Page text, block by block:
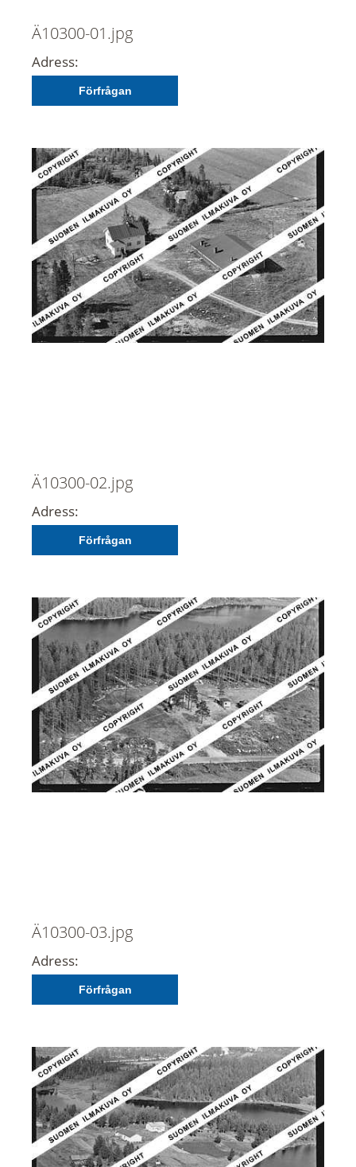
Ä10300-01.jpg
Adress:
Förfrågan
Ä10300-02.jpg
Adress:
Förfrågan
Ä10300-03.jpg
Adress:
Förfrågan